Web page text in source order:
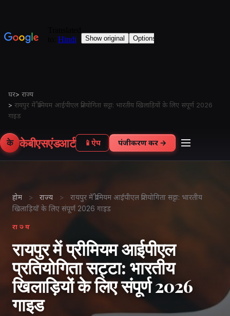
घर> राज्य
> रायपुर में प्रीमियम आईपीएल प्रतियोगिता सट्टा: भारतीय खिलाड़ियों के लिए संपूर्ण 2026
गाइड
के केबीएसएंडआर्ट 📱 ऐप पंजीकरण करें →
होम > राज्य >
रायपुर में प्रीमियम आईपीएल प्रतियोगिता सट्टा: भारतीय
खिलाड़ियों के लिए संपूर्ण 2026 गाइड
राज्य
रायपुर में प्रीमियम आईपीएल
प्रतियोगिता सट्टा: भारतीय
खिलाड़ियों के लिए संपूर्ण 2026
गाइड